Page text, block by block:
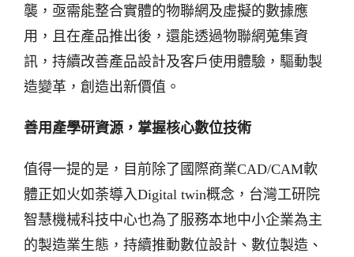
襲，亟需能整合實體的物聯網及虛擬的數據應
用，且在產品推出後，還能透過物聯網蒐集資
訊，持續改善產品設計及客戶使用體驗，驅動製
造變革，創造出新價值。
善用產學研資源，掌握核心數位技術
值得一提的是，目前除了國際商業CAD/CAM軟
體正如火如荼導入Digital twin概念，台灣工研院
智慧機械科技中心也為了服務本地中小企業為主
的製造業生態，持續推動數位設計、數位製造、